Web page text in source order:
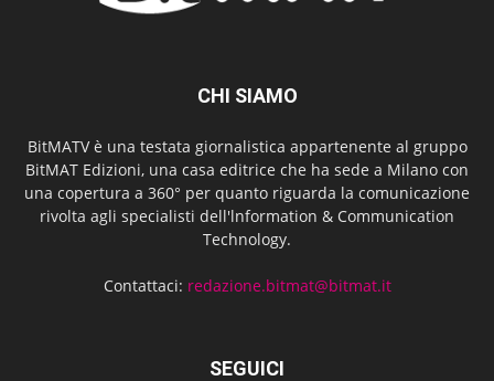
CHI SIAMO
BitMATV è una testata giornalistica appartenente al gruppo
BitMAT Edizioni, una casa editrice che ha sede a Milano con
una copertura a 360° per quanto riguarda la comunicazione
rivolta agli specialisti dell'lnformation & Communication
Technology.
Contattaci: redazione.bitmat@bitmat.it
SEGUICI